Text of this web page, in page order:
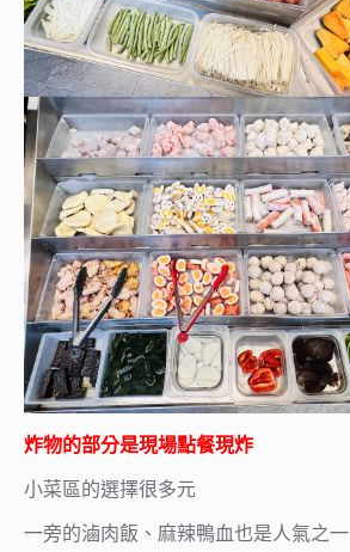
炸物的部分是現場點餐現炸
小菜區的選擇很多元
一旁的滷肉飯、麻辣鴨血也是人氣之一